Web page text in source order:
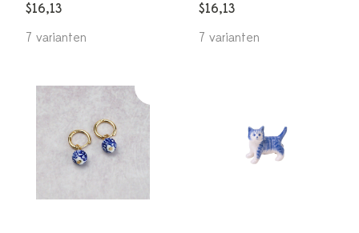
$16,13
7 varianten
$16,13
7 varianten